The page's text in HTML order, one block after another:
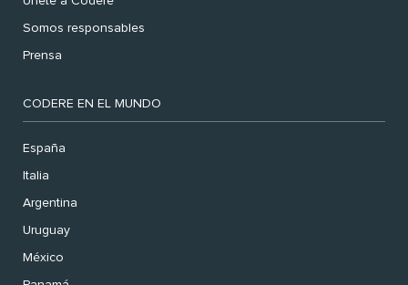
Somos responsables
Prensa
CODERE EN EL MUNDO
España
Italia
Argentina
Uruguay
México